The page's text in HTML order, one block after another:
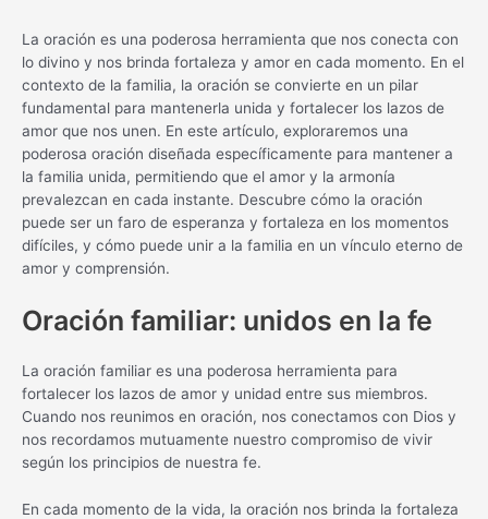
La oración es una poderosa herramienta que nos conecta con
lo divino y nos brinda fortaleza y amor en cada momento. En el
contexto de la familia, la oración se convierte en un pilar
fundamental para mantenerla unida y fortalecer los lazos de
amor que nos unen. En este artículo, exploraremos una
poderosa oración diseñada específicamente para mantener a
la familia unida, permitiendo que el amor y la armonía
prevalezcan en cada instante. Descubre cómo la oración
puede ser un faro de esperanza y fortaleza en los momentos
difíciles, y cómo puede unir a la familia en un vínculo eterno de
amor y comprensión.
Oración familiar: unidos en la fe
La oración familiar es una poderosa herramienta para
fortalecer los lazos de amor y unidad entre sus miembros.
Cuando nos reunimos en oración, nos conectamos con Dios y
nos recordamos mutuamente nuestro compromiso de vivir
según los principios de nuestra fe.
En cada momento de la vida, la oración nos brinda la fortaleza